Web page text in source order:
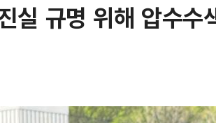
실 규명 위해 압수